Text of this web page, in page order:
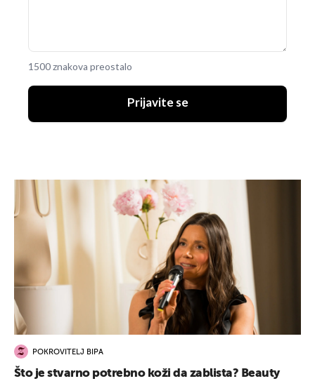
1500 znakova preostalo
Prijavite se
POKROVITELJ BIPA
Što je stvarno potrebno koži da zablista? Beauty